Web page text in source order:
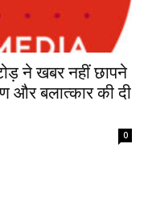
ने खबर नहीं छापने
और बलात्कार की दी
0